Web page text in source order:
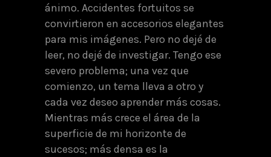
ánimo. Accidentes fortuitos se
convirtieron en accesorios elegantes
para mis imágenes. Pero no dejé de
leer, no dejé de investigar. Tengo ese
severo problema; una vez que
comienzo, un tema lleva a otro y
cada vez deseo aprender más cosas.
Mientras más crece el área de la
superficie de mi horizonte de
sucesos; más densa es la